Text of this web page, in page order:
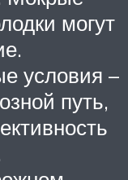
могут
условия –
путь,